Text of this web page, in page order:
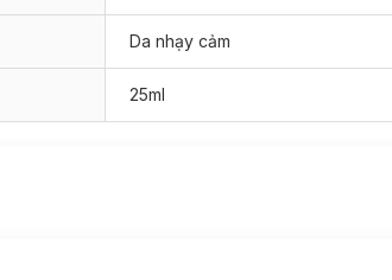
Da nhạy cảm
25ml